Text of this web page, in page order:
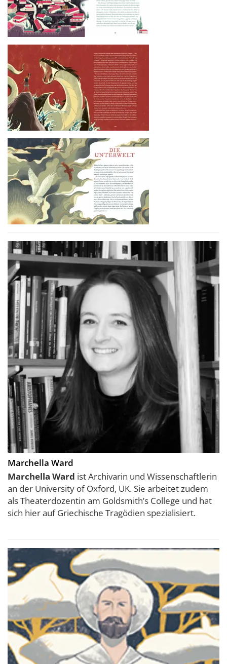
Marchella Ward
Marchella Ward ist Archivarin und Wissenschaftlerin
an der University of Oxford, UK. Sie arbeitet zudem
als Theaterdozentin am Goldsmith’s College und hat
sich hier auf Griechische Tragödien spezialisiert.